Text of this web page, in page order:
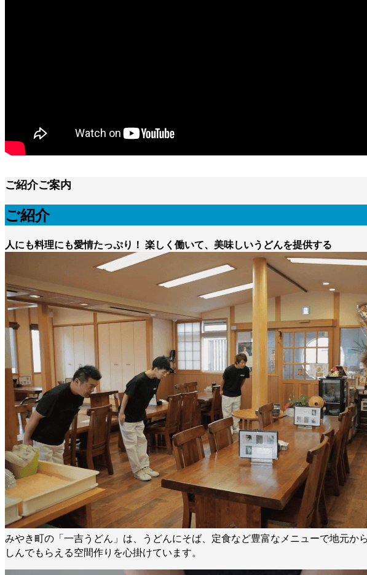
ご紹介ご案内
ご紹介
人にも料理にも愛情たっぷり！ 楽しく働いて、美味しいうどんを提供する
みやき町の「一吉うどん」は、うどんにそば、定食など豊富なメニューで地元
しんでもらえる空間作りを心掛けています。